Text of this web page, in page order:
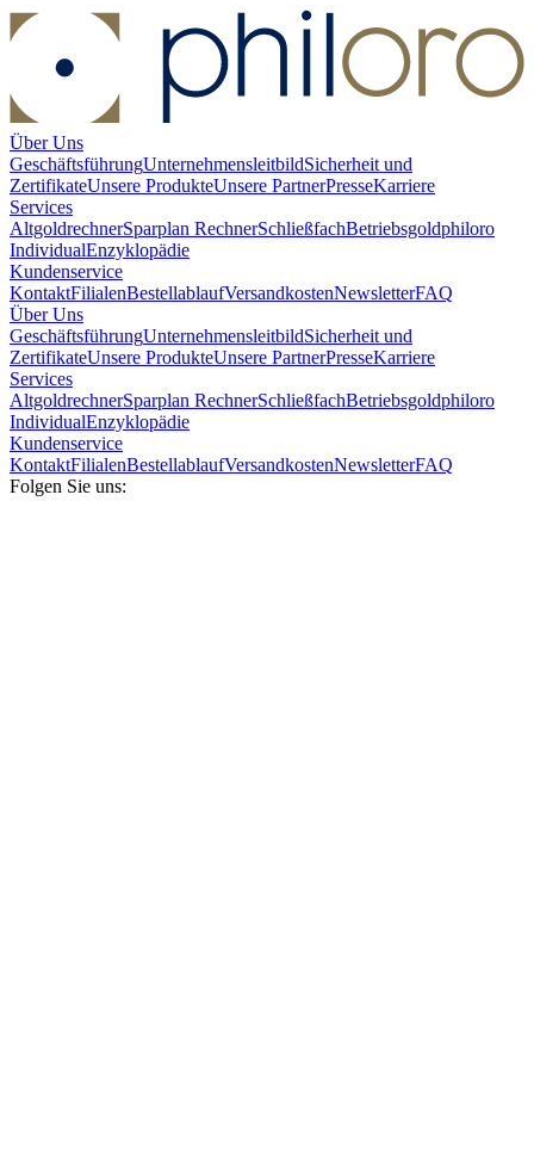
Über Uns
GeschäftsführungUnternehmensleitbildSicherheit und
ZertifikateUnsere ProdukteUnsere PartnerPresseKarriere
Services
AltgoldrechnerSparplan RechnerSchließfachBetriebsgoldphiloro
IndividualEnzyklopädie
Kundenservice
KontaktFilialenBestellablaufVersandkostenNewsletterFAQ
Über Uns
GeschäftsführungUnternehmensleitbildSicherheit und
ZertifikateUnsere ProdukteUnsere PartnerPresseKarriere
Services
AltgoldrechnerSparplan RechnerSchließfachBetriebsgoldphiloro
IndividualEnzyklopädie
Kundenservice
KontaktFilialenBestellablaufVersandkostenNewsletterFAQ
Folgen Sie uns: